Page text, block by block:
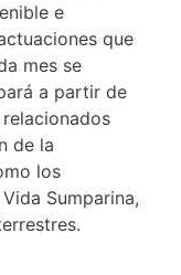
e
que
mes se
a partir de
de la
los
Sumparina,